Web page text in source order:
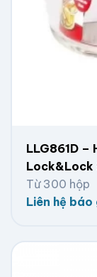
LLG861D –
Lock&Lock
Từ 300 hộp
Liên hệ báo